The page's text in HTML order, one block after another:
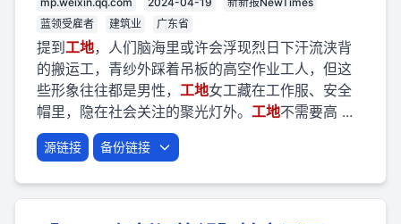
蓝领受雇者
建筑业 广东省
提到 工地，人们脑海里或许会浮现烈日下汗流浃背
的搬运工，青纱外踩着吊板的高空作业工人，但这
些形象往往都是男性， 工地女工藏在工作服、安全
帽里，隐在社会关注的聚光灯外。 工地不需要高 ...
源链接 备份链接